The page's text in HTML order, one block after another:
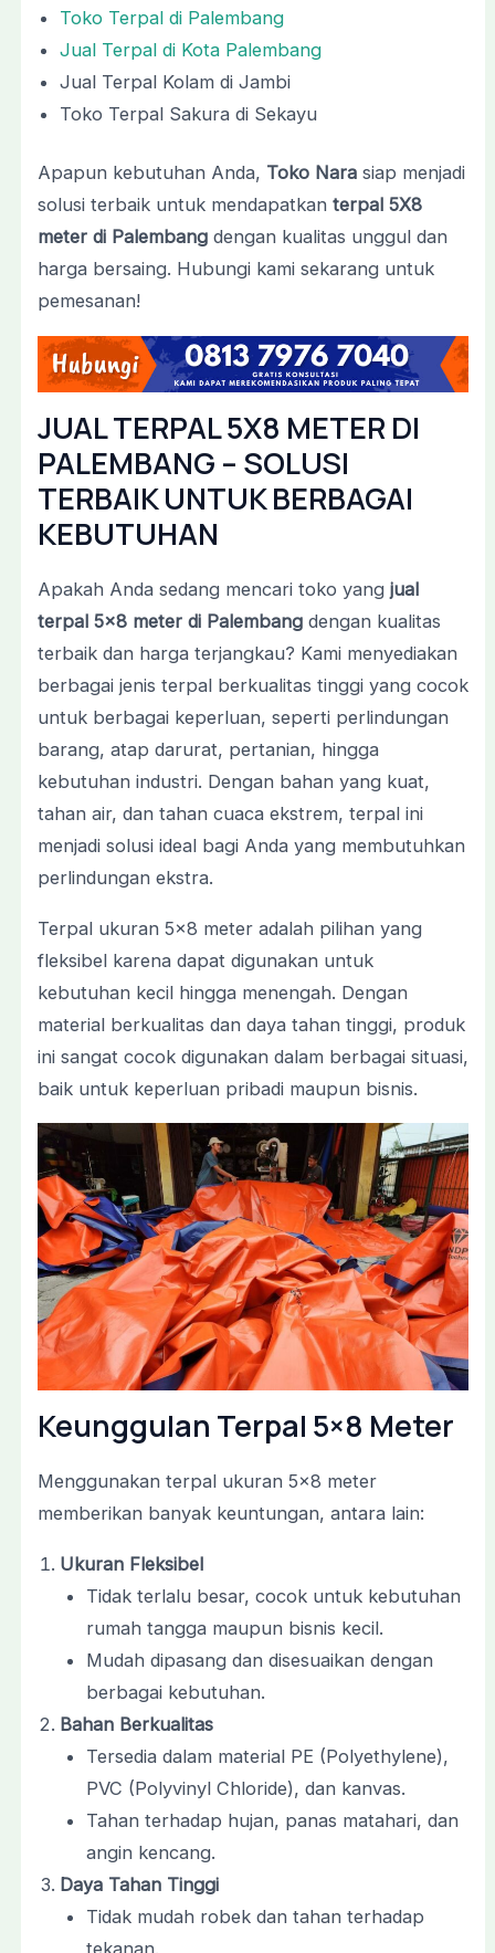
Toko Terpal di Palembang
Jual Terpal di Kota Palembang
Jual Terpal Kolam di Jambi
Toko Terpal Sakura di Sekayu
Apapun kebutuhan Anda, Toko Narasiap menjadi
solusi terbaik untuk mendapatkan terpal 5X8
meter di Palembangdengan kualitas unggul dan
harga bersaing. Hubungi kami sekarang untuk
pemesanan!
JUAL TERPAL 5X8 METER DI
PALEMBANG – SOLUSI
TERBAIK UNTUK BERBAGAI
KEBUTUHAN
Apakah Anda sedang mencari toko yang jual
terpal 5×8 meter di Palembangdengan kualitas
terbaik dan harga terjangkau? Kami menyediakan
berbagai jenis terpal berkualitas tinggi yang cocok
untuk berbagai keperluan, seperti perlindungan
barang, atap darurat, pertanian, hingga
kebutuhan industri. Dengan bahan yang kuat,
tahan air, dan tahan cuaca ekstrem, terpal ini
menjadi solusi ideal bagi Anda yang membutuhkan
perlindungan ekstra.
Terpal ukuran 5×8 meter adalah pilihan yang
fleksibel karena dapat digunakan untuk
kebutuhan kecil hingga menengah. Dengan
material berkualitas dan daya tahan tinggi, produk
ini sangat cocok digunakan dalam berbagai situasi,
baik untuk keperluan pribadi maupun bisnis.
Keunggulan Terpal 5×8 Meter
Menggunakan terpal ukuran 5×8 meter
memberikan banyak keuntungan, antara lain:
Ukuran Fleksibel
Tidak terlalu besar, cocok untuk kebutuhan
rumah tangga maupun bisnis kecil.
Mudah dipasang dan disesuaikan dengan
berbagai kebutuhan.
Bahan Berkualitas
Tersedia dalam material PE (Polyethylene),
PVC (Polyvinyl Chloride), dan kanvas.
Tahan terhadap hujan, panas matahari, dan
angin kencang.
Daya Tahan Tinggi
Tidak mudah robek dan tahan terhadap
tekanan.